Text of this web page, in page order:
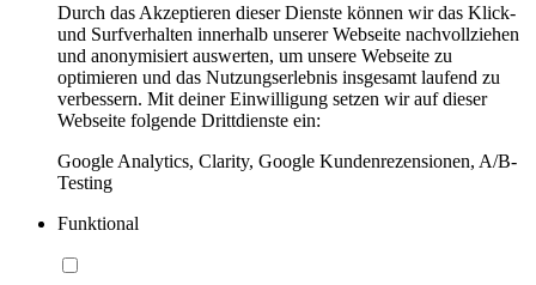
Durch das Akzeptieren dieser Dienste können wir das Klick-
und Surfverhalten innerhalb unserer Webseite nachvollziehen
und anonymisiert auswerten, um unsere Webseite zu
optimieren und das Nutzungserlebnis insgesamt laufend zu
verbessern. Mit deiner Einwilligung setzen wir auf dieser
Webseite folgende Drittdienste ein:
Google Analytics, Clarity, Google Kundenrezensionen, A/B-
Testing
Funktional